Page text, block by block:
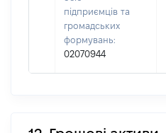
підприємців та
громадських
формувань:
02070944